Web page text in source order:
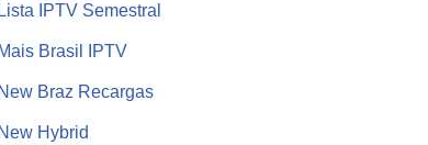
Lista IPTV Semestral
Mais Brasil IPTV
New Braz Recargas
New Hybrid